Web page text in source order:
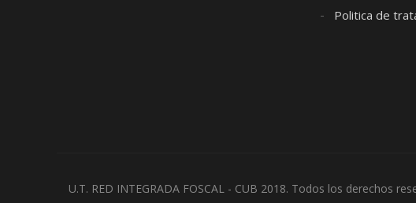
Politica de
U.T. RED INTEGRADA FOSCAL - CUB 2018. Todos los derechos